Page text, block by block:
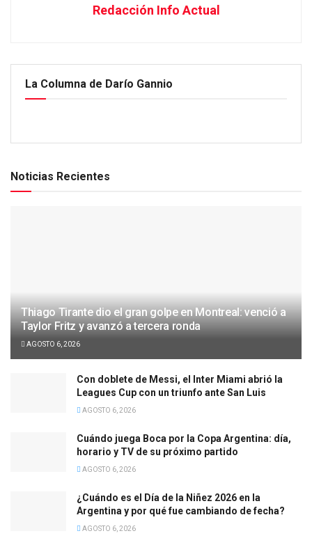
Redacción Info Actual
La Columna de Darío Gannio
Noticias Recientes
Thiago Tirante dio el gran golpe en Montreal: venció a
Taylor Fritz y avanzó a tercera ronda
AGOSTO 6, 2026
Con doblete de Messi, el Inter Miami abrió la
Leagues Cup con un triunfo ante San Luis
AGOSTO 6, 2026
Cuándo juega Boca por la Copa Argentina: día,
horario y TV de su próximo partido
AGOSTO 6, 2026
¿Cuándo es el Día de la Niñez 2026 en la
Argentina y por qué fue cambiando de fecha?
AGOSTO 6, 2026